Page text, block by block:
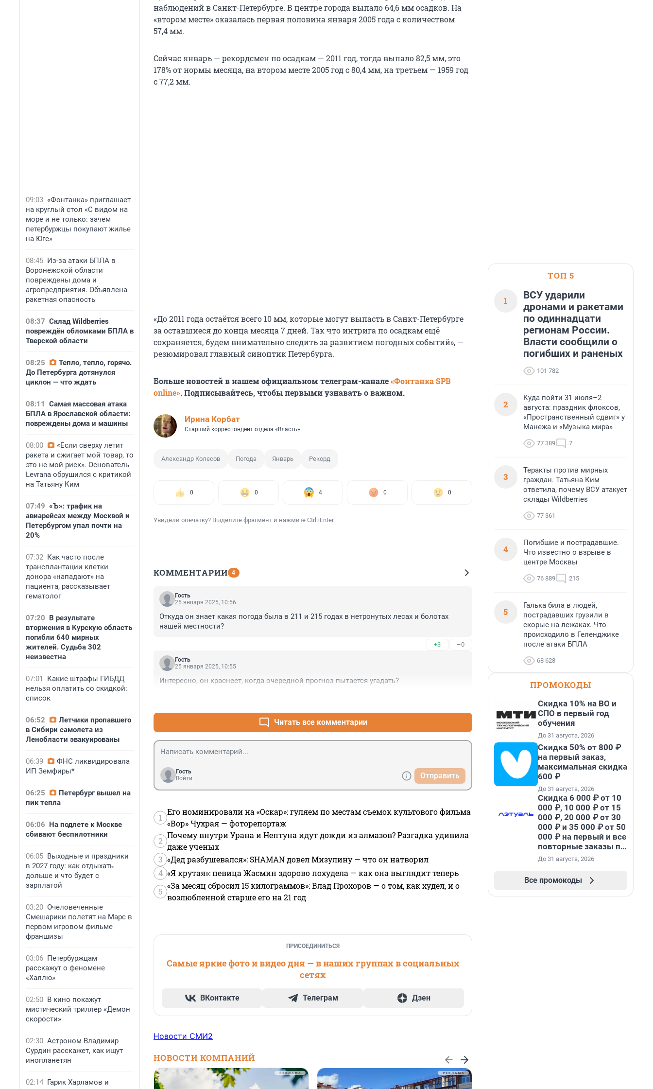
09:03 «Фонтанка» приглашает
на круглый стол «С видом на
море и не только: зачем
петербуржцы покупают жилье
на Юге»
08:45 Из-за атаки БПЛА в
Воронежской области
повреждены дома и
агропредприятия. Объявлена
ракетная опасность
08:37 Склад Wildberries
повреждён обломками БПЛА в
Тверской области
08:25
Тепло, тепло, горячо.
До Петербурга дотянулся
циклон — что ждать
08:11
Самая массовая атака
БПЛА в Ярославской области:
повреждены дома и машины
08:00
«Если сверху летит
ракета и сжигает мой товар, то
это не мой риск». Основатель
Levrana обрушился с критикой
на Татьяну Ким
07:49 «Ъ»: трафик на
авиарейсах между Москвой и
Петербургом упал почти на
20%
07:32 Как часто после
трансплантации клетки
донора «нападают» на
пациента, рассказывает
гематолог
07:20 В результате
вторжения в Курскую область
погибли 640 мирных
жителей. Судьба 302
неизвестна
07:01
Какие штрафы ГИБДД
нельзя оплатить со скидкой:
список
06:52
Летчики пропавшего
в Сибири самолета из
Ленобласти эвакуированы
06:39
ФНС ликвидировала
ИП Земфиры*
06:25
Петербург вышел на
пик тепла
06:06 На подлете к Москве
сбивают беспилотники
06:05 Выходные и праздники
в 2027 году: как отдыхать
дольше и что будет с
зарплатой
03:20 Очеловеченные
Смешарики полетят на Марс в
первом игровом фильме
франшизы
03:06 Петербуржцам
расскажут о феномене
«Халлю»
02:50 В кино покажут
мистический триллер «Демон
скорости»
02:30 Астроном Владимир
Сурдин расскажет, как ищут
инопланетян
02:14 Гарик Харламов и
наблюдений в Санкт-Петербурге. В центре города выпало 64,6 мм осадков. На
«втором месте» оказалась первая половина января 2005 года с количеством
57,4 мм.
Сейчас январь — рекордсмен по осадкам — 2011 год, тогда выпало 82,5 мм, это
178% от нормы месяца, на втором месте 2005 год с 80,4 мм, на третьем — 1959 год
с 77,2 мм.
«До 2011 года остаётся всего 10 мм, которые могут выпасть в Санкт-Петербурге
за оставшиеся до конца месяца 7 дней. Так что интрига по осадкам ещё
сохраняется, будем внимательно следить за развитием погодных событий», —
резюмировал главный синоптик Петербурга.
Больше новостей в нашем официальном телеграм-канале«Фонтанка SPB
online». Подписывайтесь, чтобы первыми узнавать о важном.
Иpина Корбат
Старший корреспондент отдела «Власть»
Александр Колесов Погода Январь Рекорд
0 0 4 0 0
Увидели опечатку? Выделите фрагмент и нажмите Ctrl+Enter
КОММЕНТАРИИ 4
Гость
25 января 2025, 10:56
Откуда он знает какая погода была в 211 и 215 годах в нетронутых лесах и болотах
нашей местности?
+3 –0
Гость
25 января 2025, 10:55
Интересно, он краснеет, когда очередной прогноз пытается угадать?
Читать все комментарии
Гость
Войти
Отправить
1
Его номинировали на «Оскар»: гуляем по местам съемок культового фильма
«Вор» Чухрая — фоторепортаж
2
Почему внутри Урана и Нептуна идут дожди из алмазов? Разгадка удивила
даже ученых
3 «Дед разбушевался»: SHAMAN довел Мизулину — что он натворил
4 «Я крутая»: певица Жасмин здорово похудела — как она выглядит теперь
5
«За месяц сбросил 15 килограммов»: Влад Прохоров — о том, как худел, и о
возлюбленной старше его на 21 год
ПРИСОЕДИНИТЬСЯ
Самые яркие фото и видео дня — в наших группах в социальных
сетях
ВКонтакте Телеграм Дзен
Новости СМИ2
НОВОСТИ КОМПАНИЙ
ТОП 5
1
ВСУ ударили
дронами и ракетами
по одиннадцати
регионам России.
Власти сообщили о
погибших и раненых
101 782
2
Куда пойти 31 июля–2
августа: праздник флоксов,
«Пространственный сдвиг» у
Манежа и «Музыка мира»
77 389 7
3
Теракты против мирных
граждан. Татьяна Ким
ответила, почему ВСУ атакует
склады Wildberries
77 361
4
Погибшие и пострадавшие.
Что известно о взрыве в
центре Москвы
76 889 215
5
Галька била в людей,
пострадавших грузили в
скорые на лежаках. Что
происходило в Геленджике
после атаки БПЛА
68 628
ПРОМОКОДЫ
Скидка 10% на ВО и
СПО в первый год
обучения
До 31 августа, 2026
Скидка 50% от 800 ₽
на первый заказ,
максимальная скидка
600 ₽
До 31 августа, 2026
Скидка 6 000 ₽ от 10
000 ₽, 10 000 ₽ от 15
000 ₽, 20 000 ₽ от 30
000 ₽ и 35 000 ₽ от 50
000 ₽ на первый и все
повторные заказы по
промокоду НАБЕРИ
До 31 августа, 2026
Все промокоды